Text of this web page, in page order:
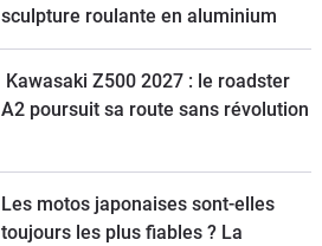
sculpture roulante en aluminium
Kawasaki Z500 2027 : le roadster
A2 poursuit sa route sans révolution
Les motos japonaises sont-elles
toujours les plus fiables ? La